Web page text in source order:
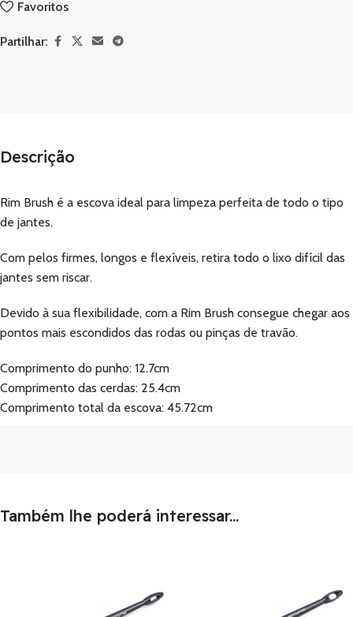
Favoritos
Partilhar:
Descrição
Rim Brush é a escova ideal para limpeza perfeita de todo o tipo
de jantes.
Com pelos firmes, longos e flexíveis, retira todo o lixo difícil das
jantes sem riscar.
Devido à sua flexibilidade, com a Rim Brush consegue chegar aos
pontos mais escondidos das rodas ou pinças de travão.
Comprimento do punho: 12.7cm
Comprimento das cerdas: 25.4cm
Comprimento total da escova: 45.72cm
Também lhe poderá interessar...